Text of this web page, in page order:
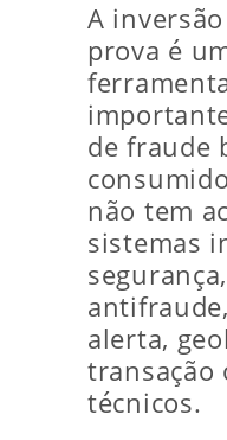
A
prova é
de fraude
não tem
sistemas
alerta,
transação
técnicos.